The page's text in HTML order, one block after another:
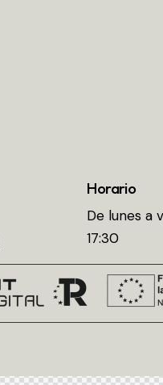
Horario
De lunes a
17:30